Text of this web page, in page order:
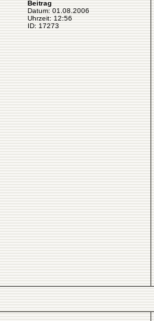
Beitrag
Datum: 01.08.2006
Uhrzeit: 12:56
ID: 17273